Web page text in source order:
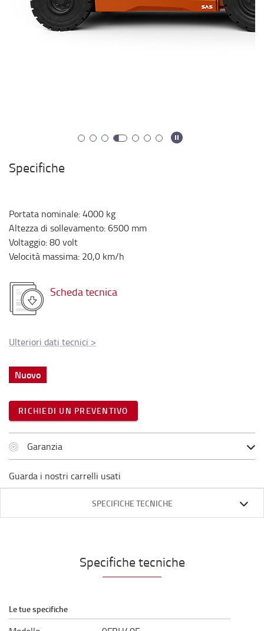
Specifiche
Portata nominale:4000 kg
Altezza di sollevamento:6500 mm
Voltaggio:80volt
Velocità massima: 20,0 km/h
Scheda tecnica
Ulteriori dati tecnici >
Nuovo
RICHIEDI UN PREVENTIVO
Garanzia
Guarda i nostri carrelli usati
SPECIFICHE TECNICHE
Specifiche tecniche
Le tue specifiche